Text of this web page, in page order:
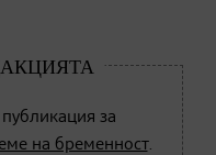
за
на бременност.